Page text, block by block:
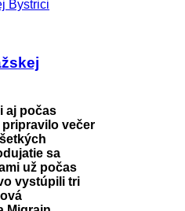
aj počas
večer
sa
už počas
vystúpili tri